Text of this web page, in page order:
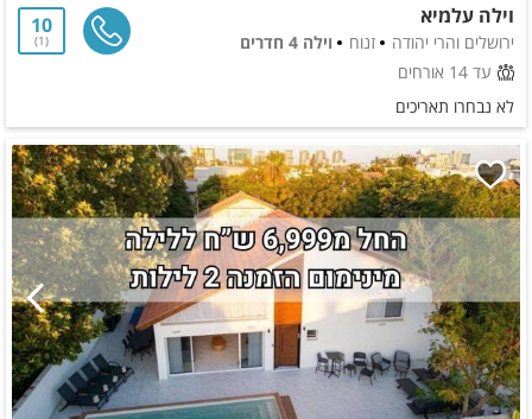
וילה עלמיא
ירושלים והרי יהודה זנוח
וילה 4 חדרים
עד 14 אורחים
10
1
לא נבחרו תאריכים